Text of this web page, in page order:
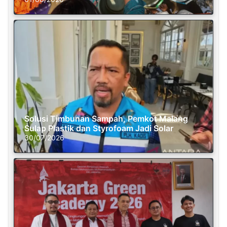
Solusi Timbunan Sampah, Pemkot Malang
Sulap Plastik dan Styrofoam Jadi Solar
30/07/2026